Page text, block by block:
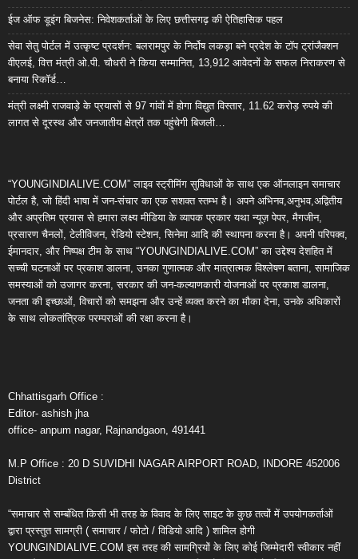
ईज ऑफ डूइंग बिजनेस: निवेशकर्ताओं के लिए छत्तीसगढ़ की ऐतिहासिक पहल
सेवा सेतु पोर्टल में उत्कृष्ट प्रदर्शन: बलरामपुर के निर्दोष लकड़ा बने प्रदेश के टॉप ट्रांजैक्शन
वीएलई, वित्त मंत्री ओ.पी. चौधरी ने किया सम्मानित, 13,912 आवेदनों के सफल निराकरण से
बनाया रिकॉर्ड…
मंत्री लक्ष्मी राजवाड़े के प्रयासों से 97 गांवों में होगा विद्युत विस्तार, 11.62 करोड़ रुपये की
लागत से दूरस्थ और जनजातीय क्षेत्रों तक पहुंचेगी बिजली…
“YOUNGINDIALIVE.COM” लाइव स्ट्रीमिंग सुविधाओं के साथ एक ऑनलाइन समाचार
पोर्टल है, जो हिंदी भाषा में जन-संचार का एक सशक्त स्तम्भ है। अपने अभिनव,अनुभव,अद्वितीय
और अप्रतिम प्रयास से हमारा लक्ष्य मीडिया के व्यापक प्रकार यथा न्यूज़ पेपर, मैगजीन,
प्रसारण चैनलों, टेलीविजन, रेडियो स्टेशन, सिनेमा आदि की स्थापना करना है। अपनी परिपक्व,
ईमानदार, और निष्पक्ष टीम के साथ “YOUNGINDIALIVE.COM” का उद्देश्य देशहित में
सच्ची घटनाओं पर प्रकाश डालना, उनका गुणात्मक और मात्रात्मक विश्लेषण बताना, सामाजिक
समस्याओं को उजागर करना, सरकार की जन-कल्याणकारी योजनाओं पर प्रकाश डालना,
जनता की इच्छाओं, विचारों को समझना और उन्हें व्यक्त करने का मौका देना, उनके अधिकारों
के साथ लोकतांत्रिक परम्पराओं की रक्षा करना है।
Chhattisgarh Office :
Editor- ashish jha
office- anpum nagar, Rajnandgaon, 491441
M.P Office : 20 D SUVIDHI NAGAR AIRPORT ROAD, INDORE 452006
District
“समाचार से सम्बंधित किसी भी तरह के विवाद के लिए साइट के कुछ तत्वों में उपयोगकर्ताओं
द्वारा प्रस्तुत सामग्री ( समाचार / फोटो / विडियो आदि ) शामिल होगी
YOUNGINDIALIVE.COM इस तरह की सामग्रियों के लिए कोई जिम्मेदारी स्वीकार नहीं